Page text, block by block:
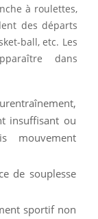
à roulettes,
des départs
ball, etc. Les
dans
insuffisant ou
mouvement
de souplesse
sportif non